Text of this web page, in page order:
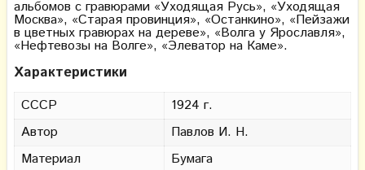
альбомов с гравюрами «Уходящая Русь», «Уходящая
Москва», «Старая провинция», «Останкино», «Пейзажи
в цветных гравюрах на дереве», «Волга у Ярославля»,
«Нефтевозы на Волге», «Элеватор на Каме».
Характеристики
СССР
1924 г.
Автор
Павлов И. Н.
Материал
Бумага